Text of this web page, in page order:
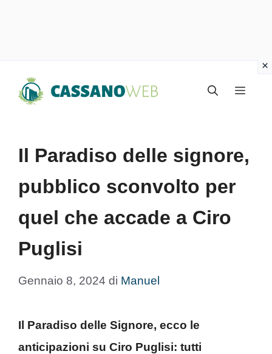
Menu
Il Paradiso delle signore,
pubblico sconvolto per
quel che accade a Ciro
Puglisi
Gennaio 8, 2024 di Manuel
Il Paradiso delle Signore, ecco le
anticipazioni su Ciro Puglisi: tutti